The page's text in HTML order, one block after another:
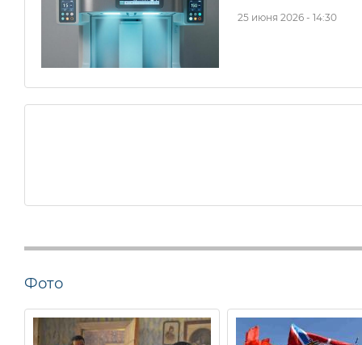
25 июня 2026 - 14:30
Фото